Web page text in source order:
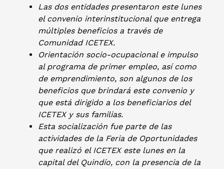
Las dos entidades presentaron este lunes
el convenio interinstitucional que entrega
múltiples beneficios a través de
Comunidad ICETEX.
Orientación socio-ocupacional e impulso
al programa de primer empleo, así como
de emprendimiento, son algunos de los
beneficios que brindará este convenio y
que está dirigido a los beneficiarios del
ICETEX y sus familias.
Esta socialización fue parte de las
actividades de la Feria de Oportunidades
que realizó el ICETEX este lunes en la
capital del Quindío, con la presencia de la